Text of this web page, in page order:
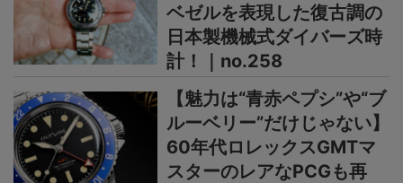
ベゼルを表現した復古調の
日本製機械式ダイバーズ時
計！｜no.258
【魅力は“青赤ペプシ”や“ブ
ルーベリー”だけじゃない】
60年代ロレックスGMTマ
スターのレアなPCGも再